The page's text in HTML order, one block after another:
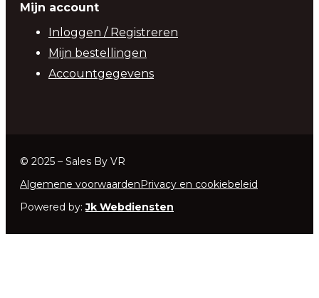
Mijn account
Inloggen / Registreren
Mijn bestellingen
Accountgegevens
© 2025 – Sales By VR
Algemene voorwaarden Privacy en cookiebeleid
Powered by:Jk Webdiensten